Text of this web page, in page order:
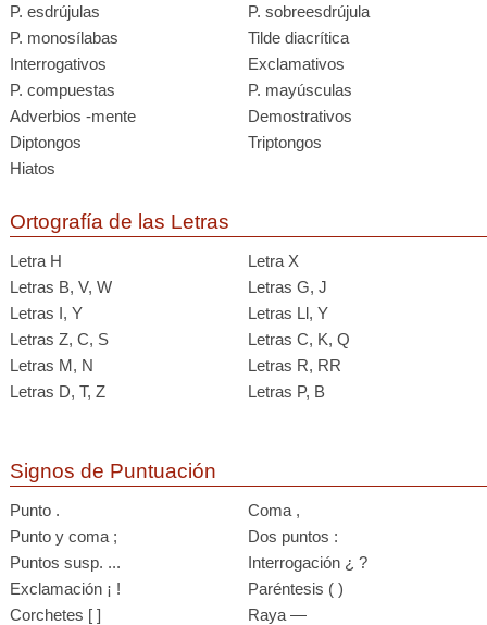
P. esdrújulas
P. sobreesdrújula
P. monosílabas
Tilde diacrítica
Interrogativos
Exclamativos
P. compuestas
P. mayúsculas
Adverbios -mente
Demostrativos
Diptongos
Triptongos
Hiatos
Ortografía de las Letras
Letra H
Letra X
Letras B, V, W
Letras G, J
Letras I, Y
Letras Ll, Y
Letras Z, C, S
Letras C, K, Q
Letras M, N
Letras R, RR
Letras D, T, Z
Letras P, B
Signos de Puntuación
Punto .
Coma ,
Punto y coma ;
Dos puntos :
Puntos susp. ...
Interrogación ¿ ?
Exclamación ¡ !
Paréntesis ( )
Corchetes [ ]
Raya —